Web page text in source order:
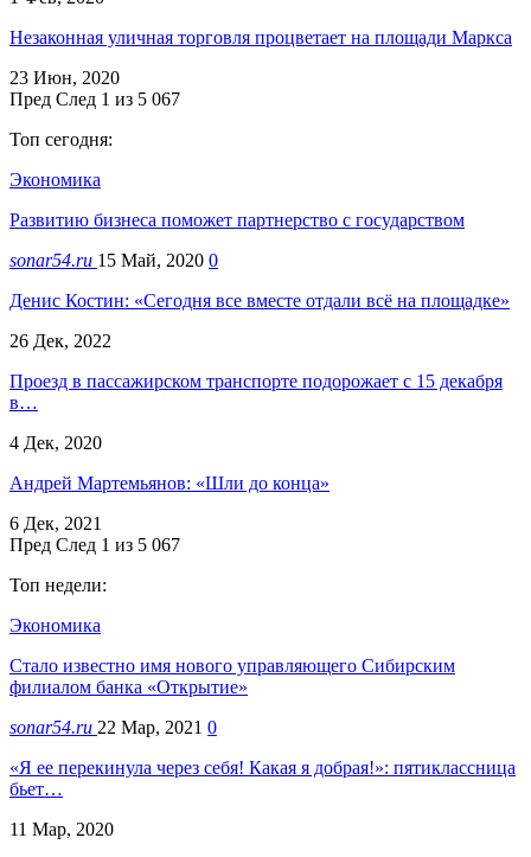
Незаконная уличная торговля процветает на площади Маркса
23 Июн, 2020
Пред След 1 из 5 067
Топ сегодня:
Экономика
Развитию бизнеса поможет партнерство с государством
sonar54.ru 15 Май, 2020 0
Денис Костин: «Сегодня все вместе отдали всё на площадке»
26 Дек, 2022
Проезд в пассажирском транспорте подорожает с 15 декабря
в…
4 Дек, 2020
Андрей Мартемьянов: «Шли до конца»
6 Дек, 2021
Пред След 1 из 5 067
Топ недели:
Экономика
Стало известно имя нового управляющего Сибирским
филиалом банка «Открытие»
sonar54.ru 22 Мар, 2021 0
«Я ее перекинула через себя! Какая я добрая!»: пятиклассница
бьет…
11 Мар, 2020